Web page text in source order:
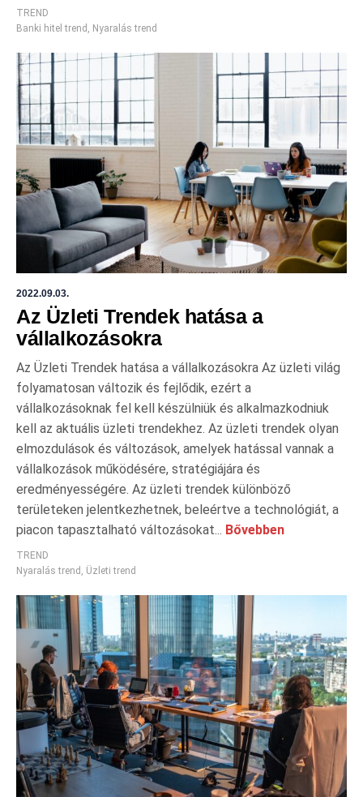
TREND
Banki hitel trend , Nyaralás trend
2022.09.03.
Az Üzleti Trendek hatása a
vállalkozásokra
Az Üzleti Trendek hatása a vállalkozásokra Az üzleti világ
folyamatosan változik és fejlődik, ezért a
vállalkozásoknak fel kell készülniük és alkalmazkodniuk
kell az aktuális üzleti trendekhez. Az üzleti trendek olyan
elmozdulások és változások, amelyek hatással vannak a
vállalkozások működésére, stratégiájára és
eredményességére. Az üzleti trendek különböző
területeken jelentkezhetnek, beleértve a technológiát, a
piacon tapasztalható változásokat... Bővebben
TREND
Nyaralás trend , Üzleti trend